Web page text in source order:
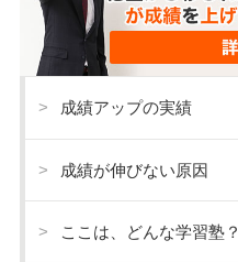
成績アップの実績
成績が伸びない原因
ここは、どんな学習塾？